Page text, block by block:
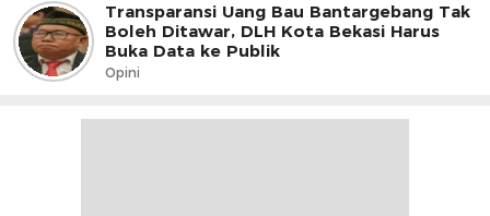
Transparansi Uang Bau Bantargebang Tak
Boleh Ditawar, DLH Kota Bekasi Harus
Buka Data ke Publik
Opini